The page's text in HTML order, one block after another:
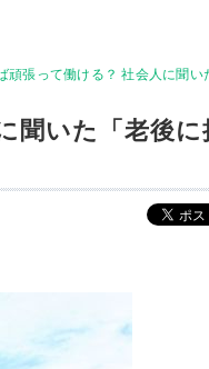
頑張って働ける？ 社会人に聞い
聞いた「老後に